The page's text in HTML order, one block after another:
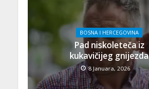
BOSNA I HERCEGOVINA
Pad niskoleteča iz
kukavičijeg gnijezda
8 Januara, 2026